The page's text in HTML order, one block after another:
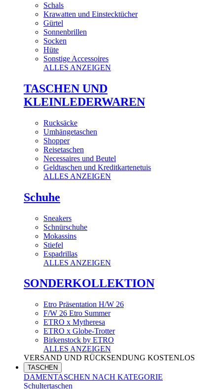
Schals
Krawatten und Einstecktücher
Gürtel
Sonnenbrillen
Socken
Hüte
Sonstige Accessoires
ALLES ANZEIGEN
TASCHEN UND
KLEINLEDERWAREN
Rucksäcke
Umhängetaschen
Shopper
Reisetaschen
Necessaires und Beutel
Geldtaschen und Kreditkartenetuis
ALLES ANZEIGEN
Schuhe
Sneakers
Schnürschuhe
Mokassins
Stiefel
Espadrillas
ALLES ANZEIGEN
SONDERKOLLEKTION
Etro Präsentation H/W 26
F/W 26 Etro Summer
ETRO x Mytheresa
ETRO x Globe-Trotter
Birkenstock by ETRO
ALLES ANZEIGEN
VERSAND UND RÜCKSENDUNG KOSTENLOS
TASCHEN
DAMENTASCHEN NACH KATEGORIE
Schultertaschen